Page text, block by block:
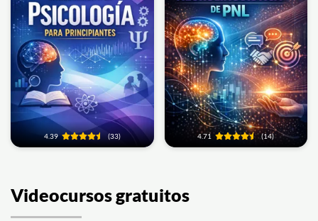
4.39 (33) 4.71 (14)
Videocursos gratuitos